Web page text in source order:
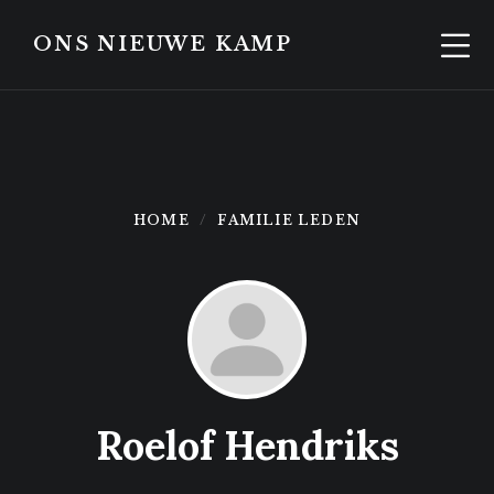
content
footerONS NIEUWE KAMP
HOME FAMILIE LEDEN
Roelof Hendriks